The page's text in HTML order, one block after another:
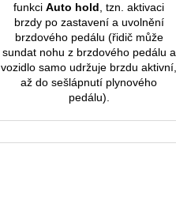
funkci Auto hold , tzn. aktivaci
brzdy po zastavení a uvolnění
brzdového pedálu (řidič může
sundat nohu z brzdového pedálu a
vozidlo samo udržuje brzdu aktivní,
až do sešlápnutí plynového
pedálu).